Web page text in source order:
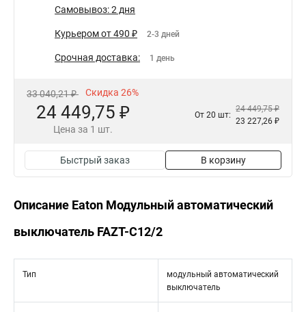
Самовывоз: 2 дня
Курьером от 490 ₽ 2-3 дней
Срочная доставка: 1 день
33 040,21 ₽ Скидка 26%
24 449,75 ₽
Цена за 1 шт.
От 20 шт:
24 449,75 ₽
23 227,26 ₽
Быстрый заказ В корзину
Описание Eaton Модульный автоматический
выключатель FAZT-C12/2
Тип
модульный автоматический
выключатель